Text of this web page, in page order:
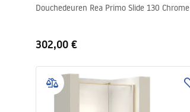
Douchedeuren Rea Primo Slide 130 Chrome
302,00 €